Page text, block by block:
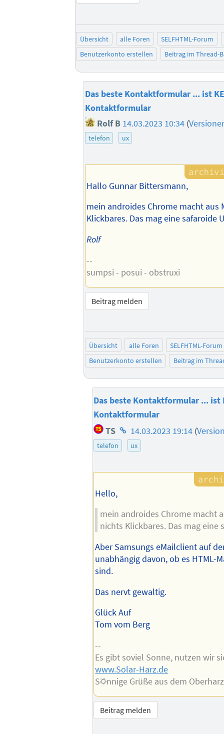
Übersicht alle Foren
SELFHTML-Forum
Benutzerkonto erstellen
Beitrag im Thread-
Das beste Kontaktformular ... ist
Kontaktformular
Rolf B 14.03.2023 10:34 (
telefon ux
Hallo Gunnar Bittersmann,
mein androides Chrome macht aus
Klickbares. Das mag eine safaroide
Rolf
--
sumpsi - posui - obstruxi
Beitrag melden
Übersicht alle Foren
SELFHTML-Forum
Benutzerkonto erstellen
Beitrag im
Das beste Kontaktformular ... ist
Kontaktformular
TS Homepage
des
14.03.2023 19:14 (
telefon ux
Hello,
mein androides Chrome macht
nichts Klickbares. Das mag eine
Aber Samsungs eMailclient auf
unabhängig davon, ob es HTML-
sind.
Das nervt gewaltig.
Glück Auf
Tom vom Berg
--
Es gibt soviel Sonne, nutzen wir
www.Solar-Harz.de
S☼nnige Grüße aus dem Oberharz
Beitrag melden